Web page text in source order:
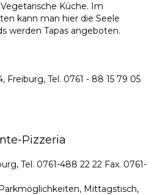
Küche. Im
kann man hier die Seele
werden Tapas angeboten.
Freiburg, Tel. 0761 - 88 15 79 05
Pizzeria
Tel. 0761-488 22 22 Fax. 0761-
Mittagstisch,